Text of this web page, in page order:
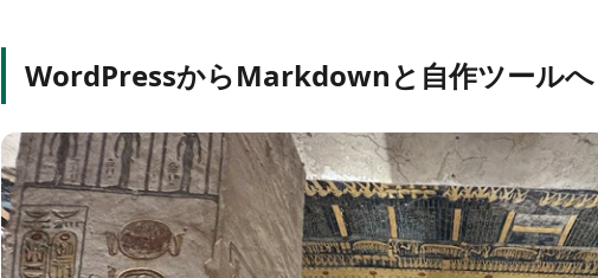
デルの両方が同時に伸びたことです。OpenAI、
WordPressからMarkdownと自作ツールへ